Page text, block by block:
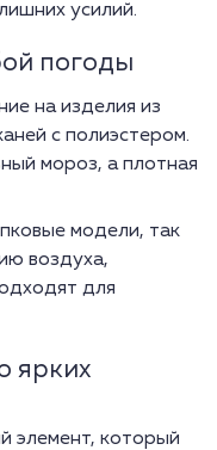
усилий.
погоды
на изделия из
с полиэстером.
мороз, а плотная
модели, так
воздуха,
для
ярких
элемент, который